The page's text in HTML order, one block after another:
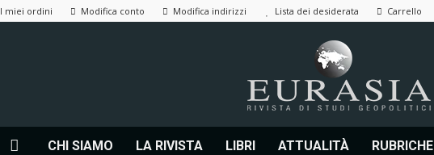
I miei ordini Modifica conto Modifica indirizzi Lista dei desiderata Carrello
CHI SIAMO LA RIVISTA LIBRI ATTUALITÀ RUBRICHE